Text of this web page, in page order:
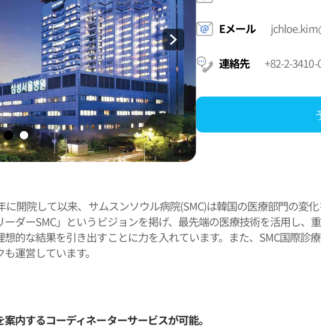
Eメール
連絡先 +82-2-3410-
に開院して以来、サムスンソウル病院(SMC)は韓国の医療部門の変
ーダーSMC」というビジョンを掲げ、最先端の医療技術を活用し、
想的な結果を引き出すことに力を入れています。また、SMC国際診
も運営しています。
案内するコーディネーターサービスが可能。